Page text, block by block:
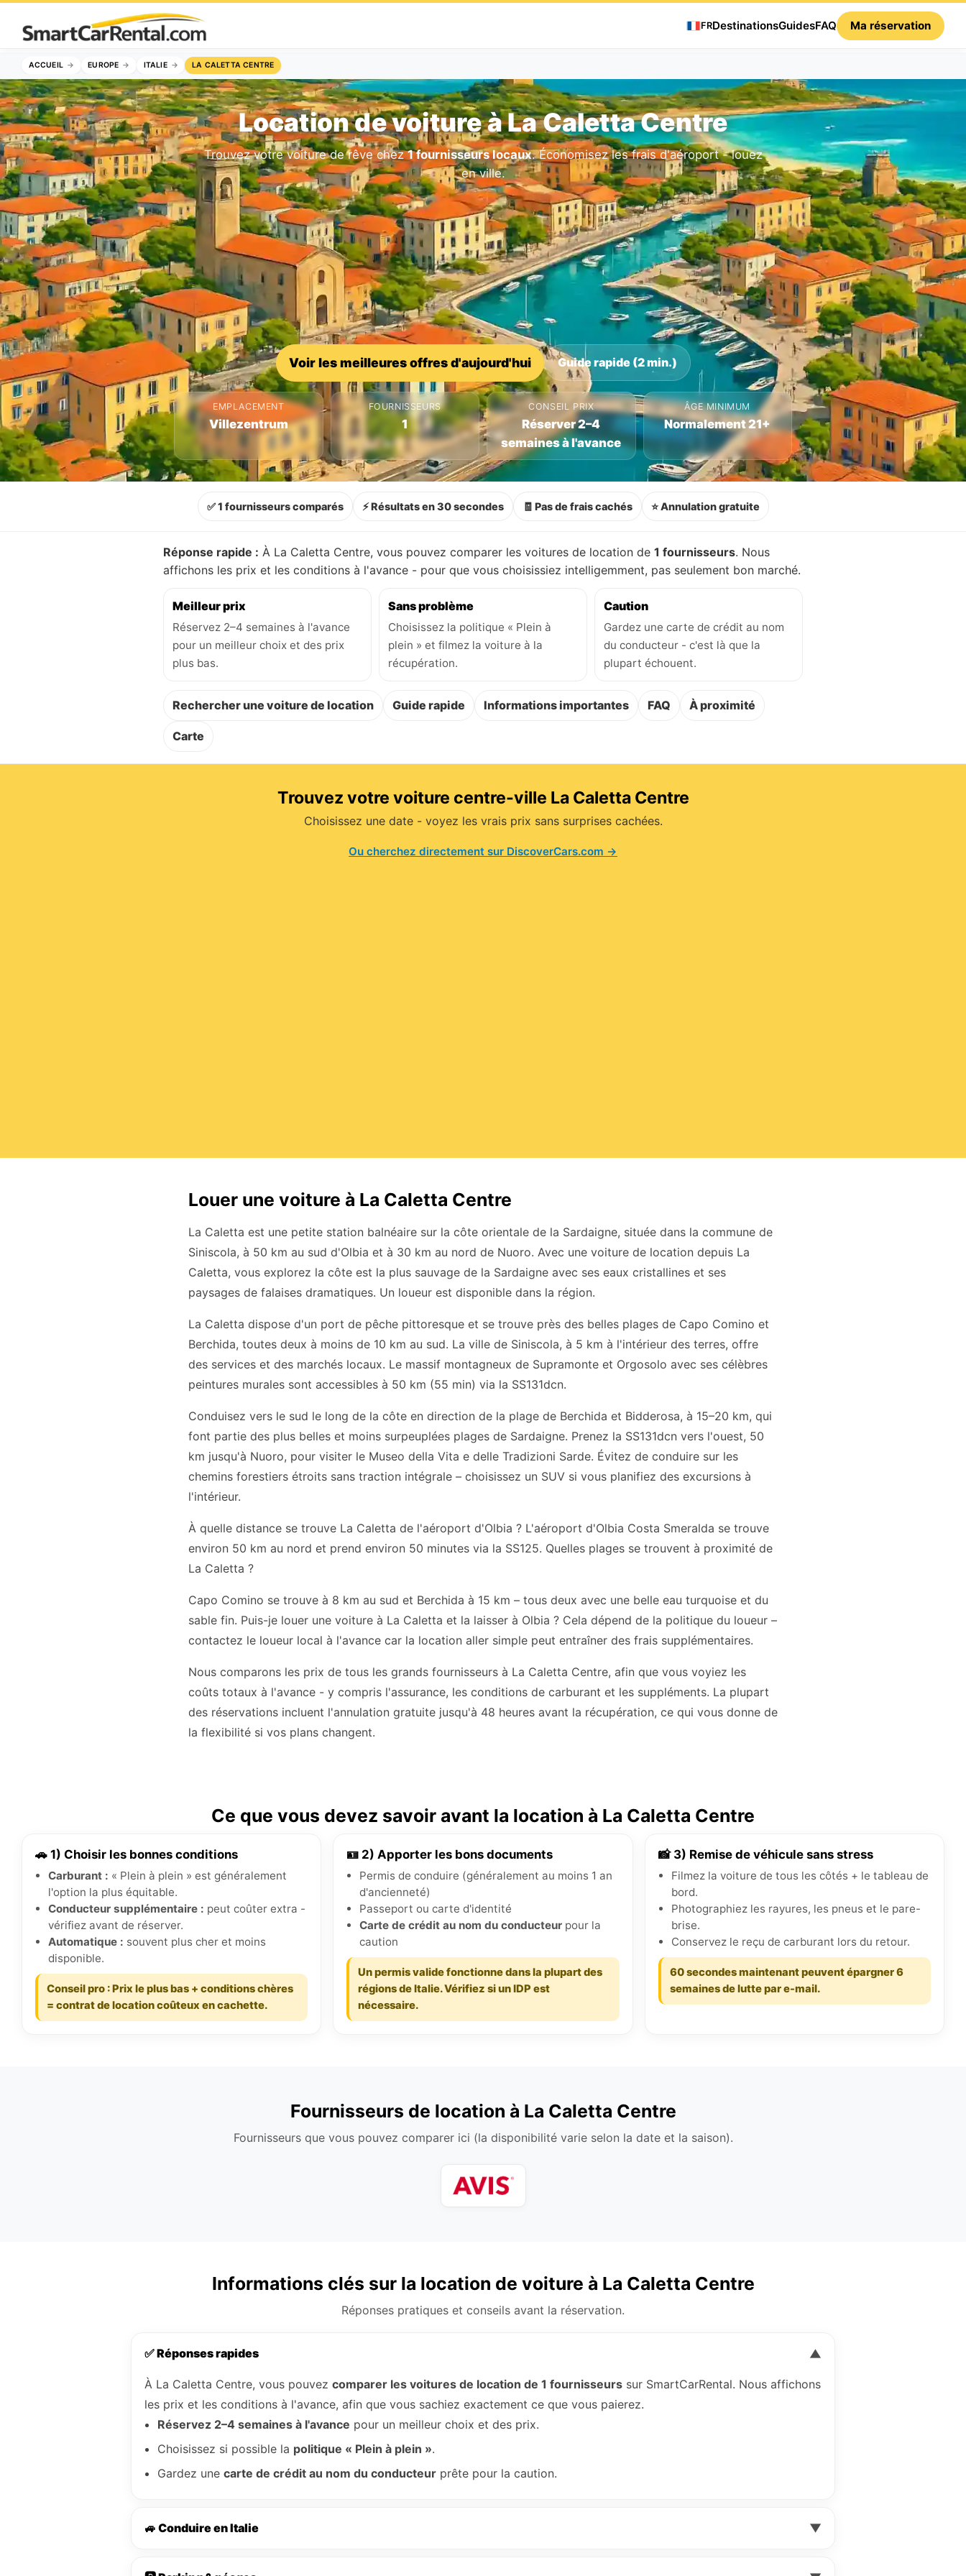
FRDestinationsGuidesFAQ Ma réservation
ACCUEIL EUROPE ITALIE LA CALETTA CENTRE
Location de voiture à La Caletta Centre
Trouvez votre voiture de rêve chez1 fournisseurs locaux. Économisez les frais d'aéroport - louez
en ville.
Voir les meilleures offres d'aujourd'hui Guide rapide (2 min.)
EMPLACEMENT
Villezentrum
FOURNISSEURS
1
CONSEIL PRIX
Réserver 2–4
semaines à l'avance
ÂGE MINIMUM
Normalement 21+
✅ 1 fournisseurs comparés ⚡ Résultats en 30 secondes 🧾 Pas de frais cachés ⭐ Annulation gratuite
Réponse rapide : À La Caletta Centre, vous pouvez comparer les voitures de location de 1 fournisseurs. Nous
affichons les prix et les conditions à l'avance - pour que vous choisissiez intelligemment, pas seulement bon marché.
Meilleur prix
Réservez 2–4 semaines à l'avance
pour un meilleur choix et des prix
plus bas.
Sans problème
Choisissez la politique « Plein à
plein » et filmez la voiture à la
récupération.
Caution
Gardez une carte de crédit au nom
du conducteur - c'est là que la
plupart échouent.
Rechercher une voiture de location Guide rapide Informations importantes FAQ À proximité
Carte
Trouvez votre voiture centre-ville La Caletta Centre
Choisissez une date - voyez les vrais prix sans surprises cachées.
Ou cherchez directement sur DiscoverCars.com →
Louer une voiture à La Caletta Centre
La Caletta est une petite station balnéaire sur la côte orientale de la Sardaigne, située dans la commune de
Siniscola, à 50 km au sud d'Olbia et à 30 km au nord de Nuoro. Avec une voiture de location depuis La
Caletta, vous explorez la côte est la plus sauvage de la Sardaigne avec ses eaux cristallines et ses
paysages de falaises dramatiques. Un loueur est disponible dans la région.
La Caletta dispose d'un port de pêche pittoresque et se trouve près des belles plages de Capo Comino et
Berchida, toutes deux à moins de 10 km au sud. La ville de Siniscola, à 5 km à l'intérieur des terres, offre
des services et des marchés locaux. Le massif montagneux de Supramonte et Orgosolo avec ses célèbres
peintures murales sont accessibles à 50 km (55 min) via la SS131dcn.
Conduisez vers le sud le long de la côte en direction de la plage de Berchida et Bidderosa, à 15–20 km, qui
font partie des plus belles et moins surpeuplées plages de Sardaigne. Prenez la SS131dcn vers l'ouest, 50
km jusqu'à Nuoro, pour visiter le Museo della Vita e delle Tradizioni Sarde. Évitez de conduire sur les
chemins forestiers étroits sans traction intégrale – choisissez un SUV si vous planifiez des excursions à
l'intérieur.
À quelle distance se trouve La Caletta de l'aéroport d'Olbia ? L'aéroport d'Olbia Costa Smeralda se trouve
environ 50 km au nord et prend environ 50 minutes via la SS125. Quelles plages se trouvent à proximité de
La Caletta ?
Capo Comino se trouve à 8 km au sud et Berchida à 15 km – tous deux avec une belle eau turquoise et du
sable fin. Puis-je louer une voiture à La Caletta et la laisser à Olbia ? Cela dépend de la politique du loueur –
contactez le loueur local à l'avance car la location aller simple peut entraîner des frais supplémentaires.
Nous comparons les prix de tous les grands fournisseurs à La Caletta Centre, afin que vous voyiez les
coûts totaux à l'avance - y compris l'assurance, les conditions de carburant et les suppléments. La plupart
des réservations incluent l'annulation gratuite jusqu'à 48 heures avant la récupération, ce qui vous donne de
la flexibilité si vos plans changent.
Ce que vous devez savoir avant la location à La Caletta Centre
🚗 1) Choisir les bonnes conditions
Carburant : « Plein à plein » est généralement
l'option la plus équitable.
Conducteur supplémentaire : peut coûter extra -
vérifiez avant de réserver.
Automatique : souvent plus cher et moins
disponible.
Conseil pro : Prix le plus bas + conditions chères
= contrat de location coûteux en cachette.
🪪 2) Apporter les bons documents
Permis de conduire (généralement au moins 1 an
d'ancienneté)
Passeport ou carte d'identité
Carte de crédit au nom du conducteur pour la
caution
Un permis valide fonctionne dans la plupart des
régions de Italie. Vérifiez si un IDP est
nécessaire.
📸 3) Remise de véhicule sans stress
Filmez la voiture de tous les côtés + le tableau de
bord.
Photographiez les rayures, les pneus et le pare-
brise.
Conservez le reçu de carburant lors du retour.
60 secondes maintenant peuvent épargner 6
semaines de lutte par e-mail.
Fournisseurs de location à La Caletta Centre
Fournisseurs que vous pouvez comparer ici (la disponibilité varie selon la date et la saison).
Informations clés sur la location de voiture à La Caletta Centre
Réponses pratiques et conseils avant la réservation.
✅ Réponses rapides ▼
À La Caletta Centre, vous pouvez comparer les voitures de location de 1 fournisseurs sur SmartCarRental. Nous affichons
les prix et les conditions à l'avance, afin que vous sachiez exactement ce que vous paierez.
Réservez 2–4 semaines à l'avance pour un meilleur choix et des prix.
Choisissez si possible la politique « Plein à plein ».
Gardez une carte de crédit au nom du conducteur prête pour la caution.
🚙 Conduire en Italie ▼